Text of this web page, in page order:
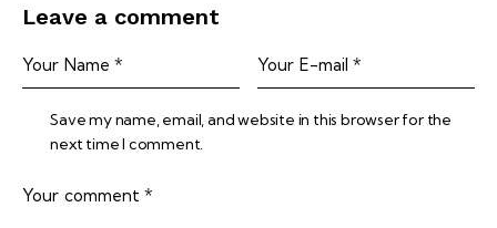
Leave a comment
Save my name, email, and website in this browser for the
next time I comment.